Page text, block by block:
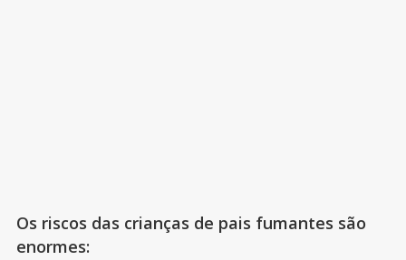
Os riscos das crianças de pais fumantes são
enormes: